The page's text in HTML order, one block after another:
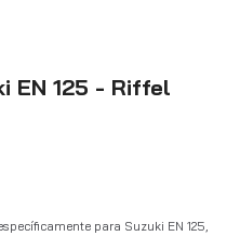
EN 125 - Riffel
para Suzuki EN 125,